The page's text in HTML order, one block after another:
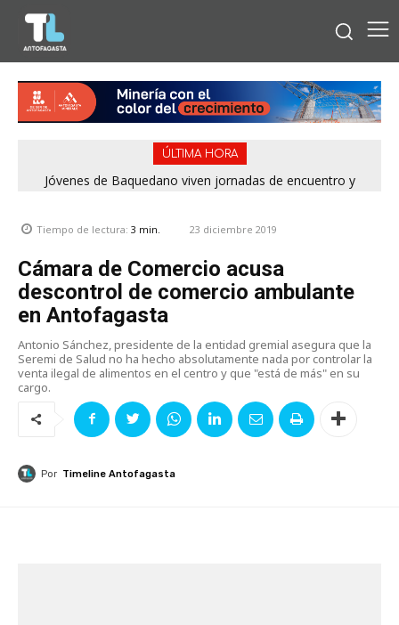
ÚLTIMA HORA
Jóvenes de Baquedano viven jornadas de encuentro y
Tiempo de lectura: 3 min. 23 diciembre 2019
Cámara de Comercio acusa
descontrol de comercio ambulante
en Antofagasta
Antonio Sánchez, presidente de la entidad gremial asegura que la
Seremi de Salud no ha hecho absolutamente nada por controlar la
venta ilegal de alimentos en el centro y que "está de más" en su
cargo.
Por Timeline Antofagasta